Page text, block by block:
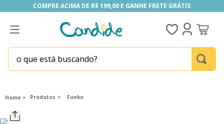
COMPRE ACIMA DE R$ 199,00 E GANHE FRETE GRÁTIS
COMPRE ACIMA DE R$ 199,00 E GANHE FRETE GRÁTIS
o que está buscando?
Produtos Funko